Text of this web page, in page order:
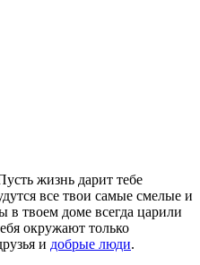
жизнь дарит тебе
все твои самые смелые и
в твоем доме всегда царили
окружают только
и добрые люди.